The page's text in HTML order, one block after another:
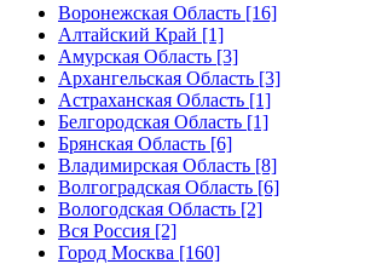
Воронежская Область [16]
Алтайский Край [1]
Амурская Область [3]
Архангельская Область [3]
Астраханская Область [1]
Белгородская Область [1]
Брянская Область [6]
Владимирская Область [8]
Волгоградская Область [6]
Вологодская Область [2]
Вся Россия [2]
Город Москва [160]